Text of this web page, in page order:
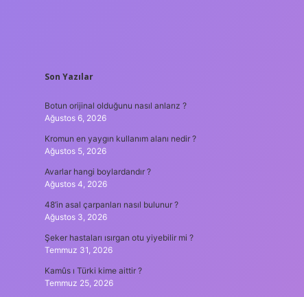
SIDEBAR
Son Yazılar
Botun orijinal olduğunu nasıl anlarız ?
Ağustos 6, 2026
Kromun en yaygın kullanım alanı nedir ?
Ağustos 5, 2026
Avarlar hangi boylardandır ?
Ağustos 4, 2026
48’in asal çarpanları nasıl bulunur ?
Ağustos 3, 2026
Şeker hastaları ısırgan otu yiyebilir mi ?
Temmuz 31, 2026
Kamûs ı Türki kime aittir ?
Temmuz 25, 2026